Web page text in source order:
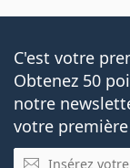
C'est votre
Obtenez 50
notre
votre
E-mail